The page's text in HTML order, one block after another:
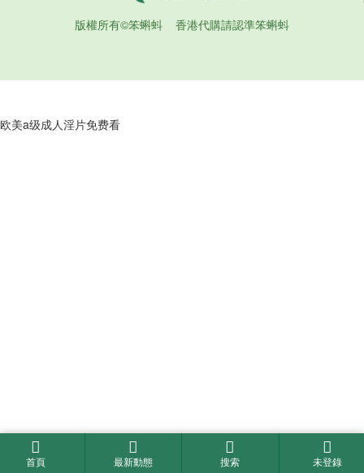
版權所有©笨蝌蚪 香港代購請認準笨蝌蚪
首頁 最新動態 搜索 未登錄
欧美a级成人淫片免费看